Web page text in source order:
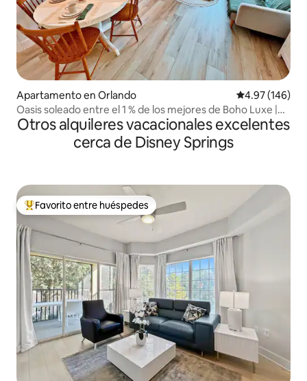
Apartamento en Orlando Calificación
4.97 (146)
Oasis soleado entre el 1 % de los mejores de Boho Luxe |
Traslado gratuito al parque
Otros alquileres vacacionales excelentes
cerca de Disney Springs
Favorito entre huéspedes preferido
Favorito entre huéspedes